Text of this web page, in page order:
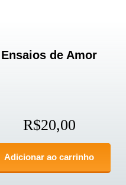
Ensaios de Amor
R$20,00
Adicionar ao carrinho